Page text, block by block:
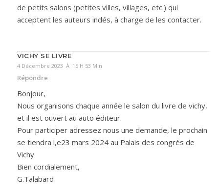
de petits salons (petites villes, villages, etc.) qui
acceptent les auteurs indés, à charge de les contacter.
VICHY SE LIVRE
4 Décembre 2023 À 15 H 53 Min
Répondre
Bonjour,
Nous organisons chaque année le salon du livre de vichy,
et il est ouvert au auto éditeur.
Pour participer adressez nous une demande, le prochain
se tiendra l,e23 mars 2024 au Palais des congrès de
Vichy
Bien cordialement,
G.Talabard